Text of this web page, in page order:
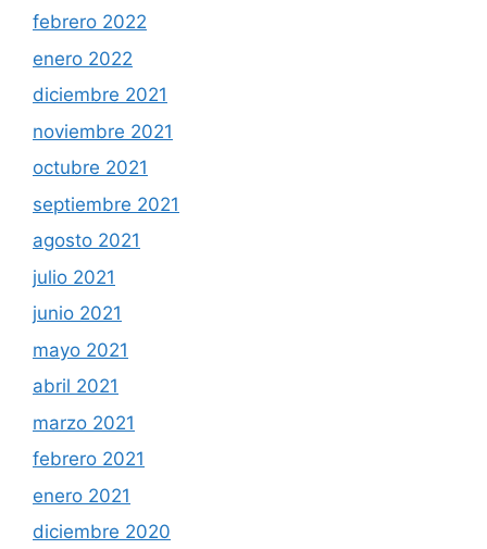
febrero 2022
enero 2022
diciembre 2021
noviembre 2021
octubre 2021
septiembre 2021
agosto 2021
julio 2021
junio 2021
mayo 2021
abril 2021
marzo 2021
febrero 2021
enero 2021
diciembre 2020